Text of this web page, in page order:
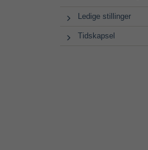
Ledige stillinger
Tidskapsel